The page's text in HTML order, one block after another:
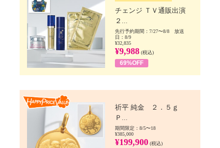
チェンジ ＴＶ通販出演
２...
先行予約期間：7/27〜8/8 放送
日：8/9
¥32,835
¥9,988 (税込)
69%OFF
祈平 純金 ２．５ｇ
Ｐ...
期間限定：8/5〜18
¥385,000
¥199,900 (税込)